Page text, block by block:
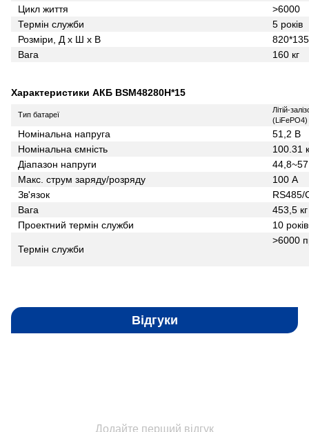
Цикл життя
>6000
Термін служби
5 років
Розміри, Д x Ш x В
Вага
160 кг
Характеристики АКБ BSM48280H*15
Тип батареї
Літій-
(LiFePO4)
Номінальна напруга
51,2 В
Номінальна ємність
100.31
Діапазон напруги
Макс. струм заряду/розряду
100 А
Зв'язок
RS485/
Вага
453,5 кг
Проектний термін служби
10
Термін служби
>6000
Відгуки
Додайте перший відгук